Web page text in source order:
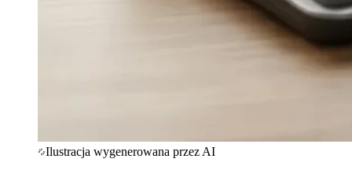
Ilustracja wygenerowana przez AI